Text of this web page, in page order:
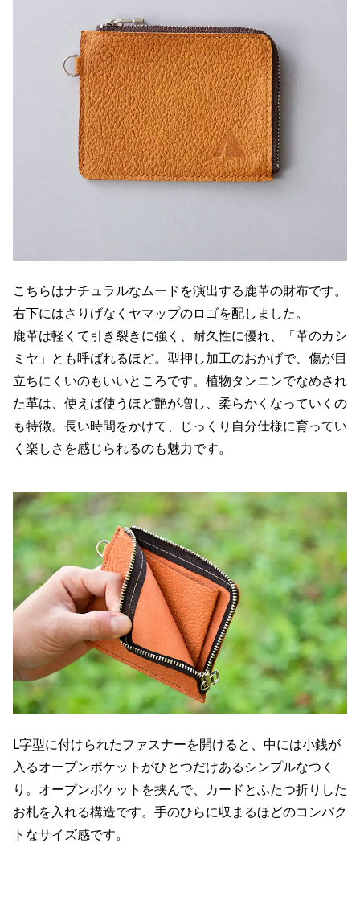
こちらはナチュラルなムードを演出する鹿革の財布です。
右下にはさりげなくヤマップのロゴを配しました。
鹿革は軽くて引き裂きに強く、耐久性に優れ、「革のカシ
ミヤ」とも呼ばれるほど。型押し加工のおかげで、傷が目
立ちにくいのもいいところです。植物タンニンでなめされ
た革は、使えば使うほど艶が増し、柔らかくなっていくの
も特徴。長い時間をかけて、じっくり自分仕様に育ってい
く楽しさを感じられるのも魅力です。
L字型に付けられたファスナーを開けると、中には小銭が
入るオープンポケットがひとつだけあるシンプルなつく
り。オープンポケットを挟んで、カードとふたつ折りした
お札を入れる構造です。手のひらに収まるほどのコンパク
トなサイズ感です。